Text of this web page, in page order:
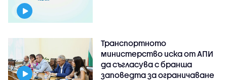
Транспортното
министерство иска от АПИ
да съгласува с бранша
заповедта за ограничаване